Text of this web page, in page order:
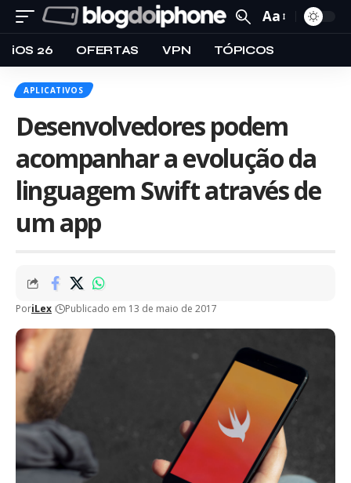
Aa
iOS 26 OFERTAS VPN TÓPICOS
APLICATIVOS
Desenvolvedores podem
acompanhar a evolução da
linguagem Swift através de
um app
PoriLex Publicado em 13 de maio de 2017